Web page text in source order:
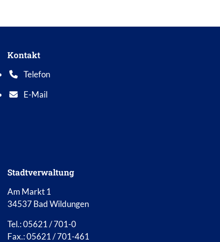
Kontakt
Telefon
Telefonnummer: 0 5 6 2 1 7 0 1 0
E-Mail
E-Mail Adresse: info@bad-wildungen.de
Stadtverwaltung
Am Markt 1
34537 Bad Wildungen
Tel.: 05621 / 701-0
Fax.: 05621 / 701-461